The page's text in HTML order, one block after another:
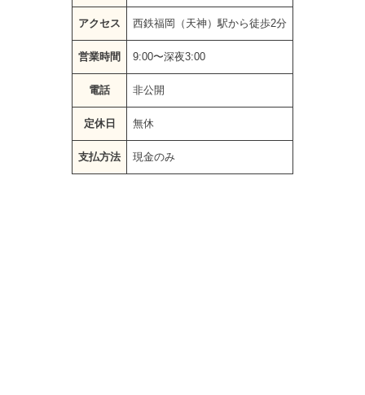
アクセス 西鉄福岡（天神）駅から徒歩2分
営業時間 9:00〜深夜3:00
電話 非公開
定休日 無休
支払方法 現金のみ